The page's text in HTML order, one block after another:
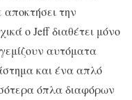
αποκτήσει την
ο Jeff διαθέτει μόνο
αυτόματα
και ένα απλό
όπλα διαφόρων